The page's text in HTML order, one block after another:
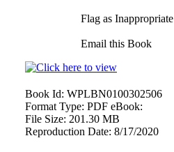
Flag as Inappropriate
Email this Book
Book Id: WPLBN0100302506
Format Type: PDF eBook:
File Size: 201.30 MB
Reproduction Date: 8/17/2020